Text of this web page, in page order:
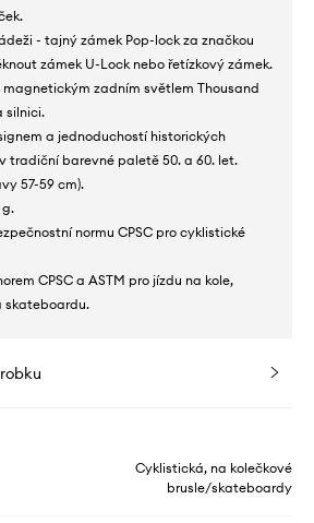
- tajný zámek Pop-lock za značkou
zámek U-Lock nebo řetízkový zámek.
zadním světlem Thousand
silnici.
a jednoduchostí historických
tradiční barevné paletě 50. a 60. let.
57-59 cm).
normu CPSC pro cyklistické
CPSC a ASTM pro jízdu na kole,
skateboardu.
Cyklistická, na kolečkové
brusle/skateboardy